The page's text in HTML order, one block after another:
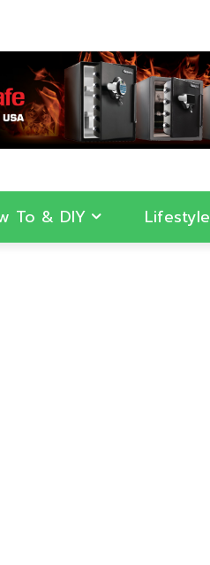
To & DIY Lifestyle